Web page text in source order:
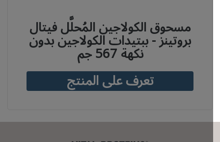
مسحوق الكولاجين المُحلَّل فيتال
بروتينز - ببتيدات الكولاجين بدون
نكهة 567 جم
تعرف على المنتج